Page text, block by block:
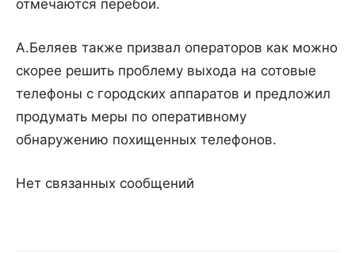
отмечаются перебои.
А.Беляев также призвал операторов как можно
скорее решить проблему выхода на сотовые
телефоны с городских аппаратов и предложил
продумать меры по оперативному
обнаружению похищенных телефонов.
Нет связанных сообщений